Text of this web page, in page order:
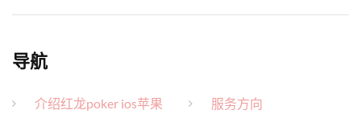
导航
介绍红龙poker ios苹果
服务方向